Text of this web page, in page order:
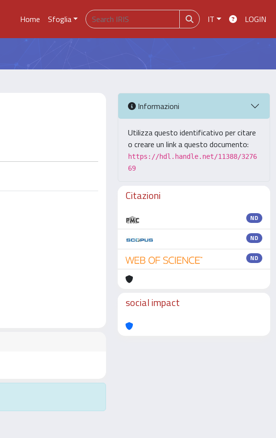
Home Sfoglia IT LOGIN
Informazioni
Utilizza questo identificativo per citare
o creare un link a questo documento:
https://hdl.handle.net/11388/3276
69
Citazioni
ND
ND
ND
social impact